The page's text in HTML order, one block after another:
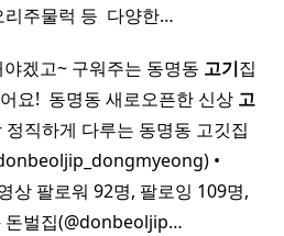
리주물럭 등 ​ 다양한…
겠고~ 구워주는 동명동 고기집
요! ​ 동명동 새로오픈한 신상 고
정직하게 다루는 동명동 고깃집
•
상 팔로워 92명, 팔로잉 109명,
돈벌집(@donbeoljip…